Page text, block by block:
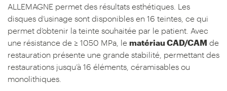
ALLEMAGNE permet des résultats esthétiques. Les
disques d’usinage sont disponibles en 16 teintes, ce qui
permet d’obtenir la teinte souhaitée par le patient. Avec
une résistance de ≥ 1050 MPa, le matériau CAD/CAM de
restauration présente une grande stabilité, permettant des
restaurations jusqu’à 16 éléments, céramisables ou
monolithiques.